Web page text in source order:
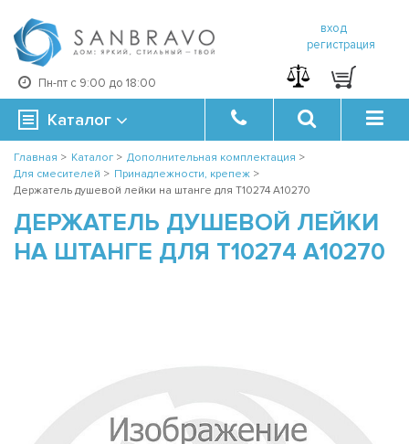
Пн-пт с 9:00 до 18:00
вход
регистрация
Каталог
Главная > Каталог > Дополнительная комплектация >
Для смесителей > Принадлежности, крепеж >
Держатель душевой лейки на штанге для T10274 A10270
ДЕРЖАТЕЛЬ ДУШЕВОЙ ЛЕЙКИ
НА ШТАНГЕ ДЛЯ T10274 A10270